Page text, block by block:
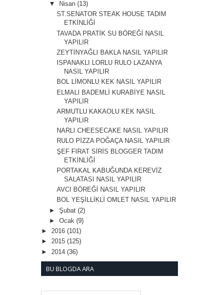
▼
Nisan (13)
ST.SENATOR STEAK HOUSE TADIM
ETKİNLİĞİ
TAVADA PRATİK SU BÖREĞİ NASIL
YAPILIR
ZEYTİNYAĞLI BAKLA NASIL YAPILIR
ISPANAKLI LORLU RULO LAZANYA
NASIL YAPILIR
BOL LİMONLU KEK NASIL YAPILIR
ELMALI BADEMLİ KURABİYE NASIL
YAPILIR
ARMUTLU KAKAOLU KEK NASIL
YAPILIR
NARLI CHEESECAKE NASIL YAPILIR
RULO PİZZA POĞAÇA NASIL YAPILIR
ŞEF FIRAT SİRİS BLOGGER TADIM
ETKİNLİĞİ
PORTAKAL KABUĞUNDA KEREVİZ
SALATASI NASIL YAPILIR
AVCI BÖREĞİ NASIL YAPILIR
BOL YEŞİLLİKLİ OMLET NASIL YAPILIR
► Şubat (2)
► Ocak (9)
► 2016 (101)
► 2015 (125)
► 2014 (36)
BU BLOGDA ARA